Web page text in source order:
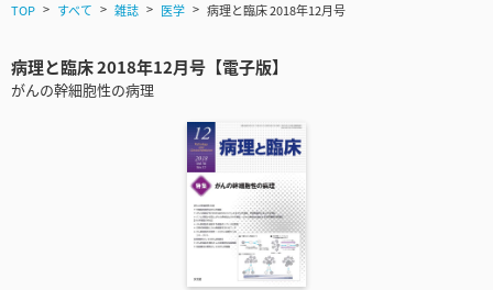
TOP すべて 雑誌 医学 病理と臨床 2018年12月号
病理と臨床 2018年12月号【電子版】
がんの幹細胞性の病理